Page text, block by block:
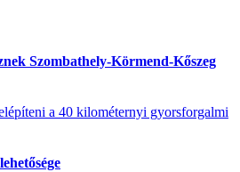
Szombathely-Körmend-Kőszeg
a 40 kilométernyi gyorsforgalmi